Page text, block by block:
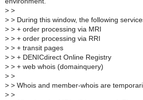
> >
> > During this window, the following
> > + order processing via MRI
> > + order processing via RRI
> > + transit pages
> > + DENICdirect Online Registry
> > + web whois (domainquery)
> >
> > Whois and member-whois are
> >